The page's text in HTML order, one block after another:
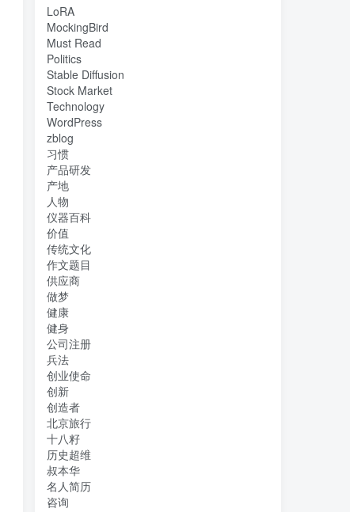
LoRA
MockingBird
Must Read
Politics
Stable Diffusion
Stock Market
Technology
WordPress
zblog
习惯
产品研发
产地
人物
仪器百科
价值
传统文化
作文题目
供应商
做梦
健康
健身
公司注册
兵法
创业使命
创新
创造者
北京旅行
十八籽
历史超维
叔本华
名人简历
咨询